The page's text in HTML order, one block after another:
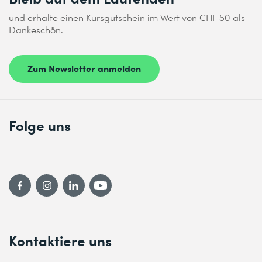
und erhalte einen Kursgutschein im Wert von CHF 50 als
Dankeschön.
Zum Newsletter anmelden
Kontaktiere uns
Folge uns